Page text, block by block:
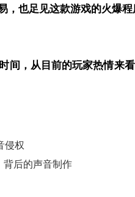
也足见这款游戏的火爆程
间，从目前的玩家热情来
侵权
背后的声音制作